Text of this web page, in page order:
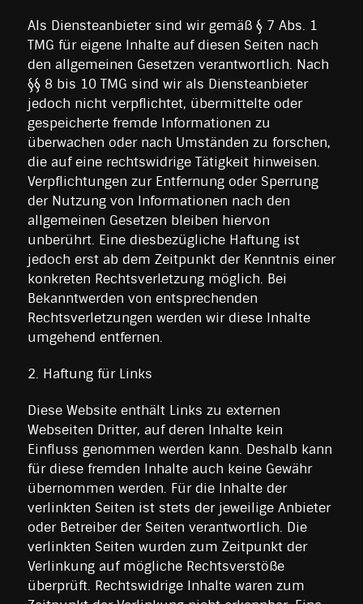
Als Diensteanbieter sind wir gemäß § 7 Abs. 1
TMG für eigene Inhalte auf diesen Seiten nach
den allgemeinen Gesetzen verantwortlich. Nach
§§ 8 bis 10 TMG sind wir als Diensteanbieter
jedoch nicht verpflichtet, übermittelte oder
gespeicherte fremde Informationen zu
überwachen oder nach Umständen zu forschen,
die auf eine rechtswidrige Tätigkeit hinweisen.
Verpflichtungen zur Entfernung oder Sperrung
der Nutzung von Informationen nach den
allgemeinen Gesetzen bleiben hiervon
unberührt. Eine diesbezügliche Haftung ist
jedoch erst ab dem Zeitpunkt der Kenntnis einer
konkreten Rechtsverletzung möglich. Bei
Bekanntwerden von entsprechenden
Rechtsverletzungen werden wir diese Inhalte
umgehend entfernen.
2. Haftung für Links
Diese Website enthält Links zu externen
Webseiten Dritter, auf deren Inhalte kein
Einfluss genommen werden kann. Deshalb kann
für diese fremden Inhalte auch keine Gewähr
übernommen werden. Für die Inhalte der
verlinkten Seiten ist stets der jeweilige Anbieter
oder Betreiber der Seiten verantwortlich. Die
verlinkten Seiten wurden zum Zeitpunkt der
Verlinkung auf mögliche Rechtsverstöße
überprüft. Rechtswidrige Inhalte waren zum